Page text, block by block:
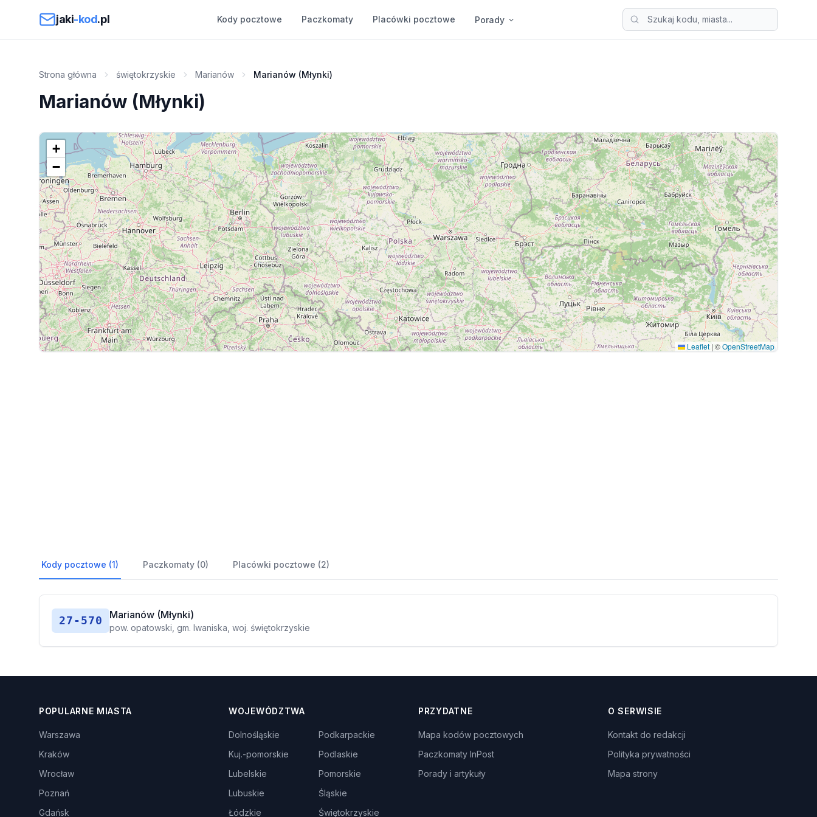
jaki-kod.pl Kody pocztowe Paczkomaty Placówki pocztowe Porady
Strona główna świętokrzyskie Marianów Marianów (Młynki)
Marianów (Młynki)
+
−
Leaflet | ©OpenStreetMap
Kody pocztowe (1) Paczkomaty (0) Placówki pocztowe (2)
27-570 Marianów (Młynki)
pow. opatowski, gm. Iwaniska, woj. świętokrzyskie
POPULARNE MIASTA
Warszawa
Kraków
Wrocław
Poznań
Gdańsk
WOJEWÓDZTWA
Dolnośląskie
Kuj.-pomorskie
Lubelskie
Lubuskie
Łódzkie
Podkarpackie
Podlaskie
Pomorskie
Śląskie
Świętokrzyskie
PRZYDATNE
Mapa kodów pocztowych
Paczkomaty InPost
Porady i artykuły
O SERWISIE
Kontakt do redakcji
Polityka prywatności
Mapa strony